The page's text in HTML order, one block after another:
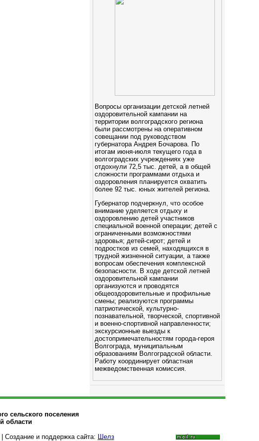
Вопросы организации детской летней
оздоровительной кампании на
территории волгоградского региона
были рассмотрены на оперативном
совещании под руководством
губернатора Андрея Бочарова. По
итогам июня-июля текущего года в
волгоградских учреждениях уже
отдохнули 72,5 тыс. детей, а в общей
сложности программами отдыха и
оздоровления планируется охватить
более 92 тыс. юных жителей региона.
Губернатор подчеркнул, что особое
внимание уделяется отдыху и
оздоровлению детей участников
специальной военной операции; детей с
ограниченными возможностями
здоровья; детей-сирот; детей и
подростков из семей, находящихся в
трудной жизненной ситуации, а также
вопросам обеспечения комплексной
безопасности. В ходе детской летней
оздоровительной кампании
организуются и проводятся
общеоздоровительные и профильные
смены; реализуются программы
патриотической, культурно-
познавательной, творческой, спортивной
и военно-спортивной направленности;
экскурсионные выезды к
достопримечательностям города-героя
Волгограда, муниципальным
образованиям Волгоградской области.
Работу координирует областная
межведомственная комиссия.
сельского поселения
области
| Создание и поддержка сайта: Шелз